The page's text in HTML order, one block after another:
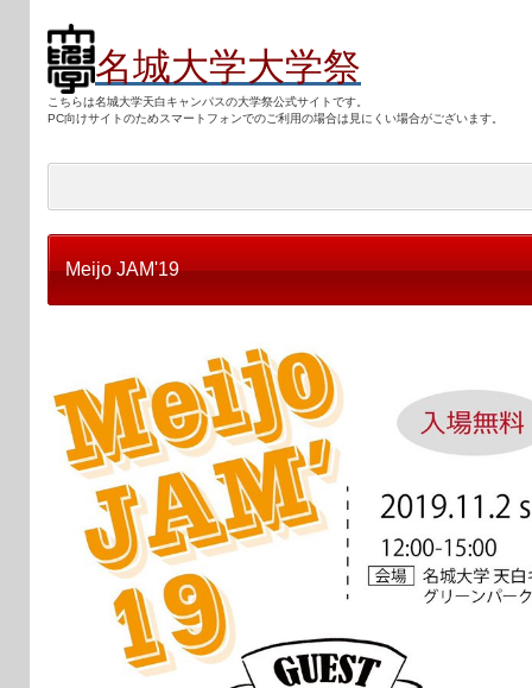
名城大学大学祭
こちらは名城大学天白キャンパスの大学祭公式サイトです。
PC向けサイトのためスマートフォンでのご利用の場合は見にくい場合がございます。
Meijo JAM'19